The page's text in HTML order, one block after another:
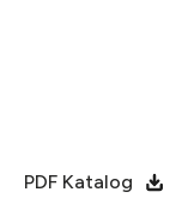
PDF Katalog